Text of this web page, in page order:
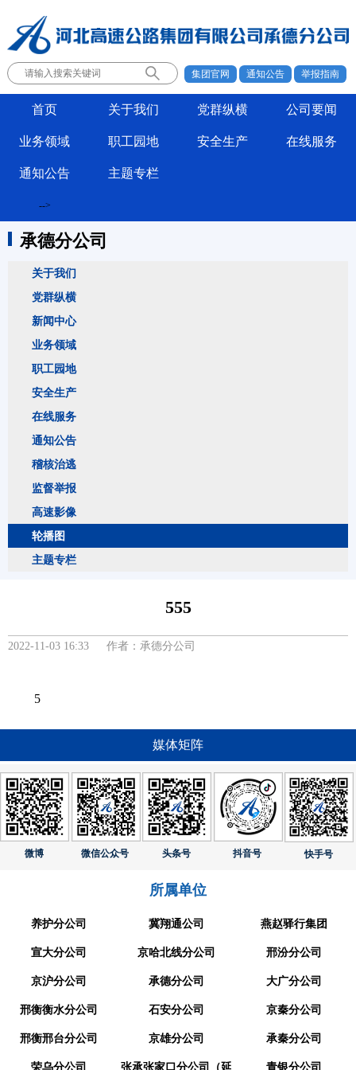
集团官网 通知公告 举报指南
首页 关于我们 党群纵横 公司要闻
业务领域 职工园地 安全生产 在线服务
通知公告
-->
主题专栏
承德分公司
关于我们
党群纵横
新闻中心
业务领域
职工园地
安全生产
在线服务
通知公告
稽核治逃
监督举报
高速影像
轮播图
主题专栏
555
2022-11-03 16:33 作者：承德分公司
5
媒体矩阵
微博 微信公众号 头条号 抖音号 快手号
所属单位
养护分公司 冀翔通公司 燕赵驿行集团
宣大分公司 京哈北线分公司 邢汾分公司
京沪分公司 承德分公司 大广分公司
邢衡衡水分公司 石安分公司 京秦分公司
邢衡邢台分公司 京雄分公司 承秦分公司
荣乌分公司 张承张家口分公司（延 青银分公司